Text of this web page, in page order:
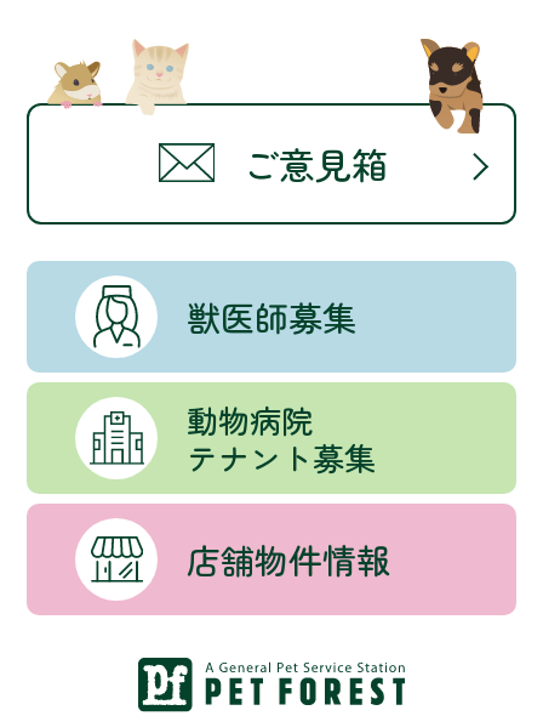
ご意見箱
獣医師募集
動物病院
テナント募集
店舗物件情報